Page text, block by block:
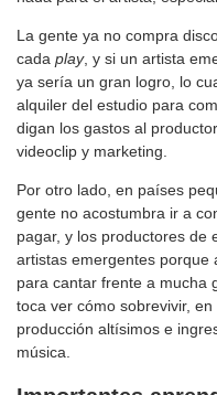
La gente ya no compra
cada play, y si un artista
ya sería un gran logro, lo
alquiler del estudio para
digan los gastos al
videoclip y marketing.
Por otro lado, en países
gente no acostumbra ir a
pagar, y los productores de
artistas emergentes porque
para cantar frente a mucha
toca ver cómo sobrevivir,
producción altísimos e
música.